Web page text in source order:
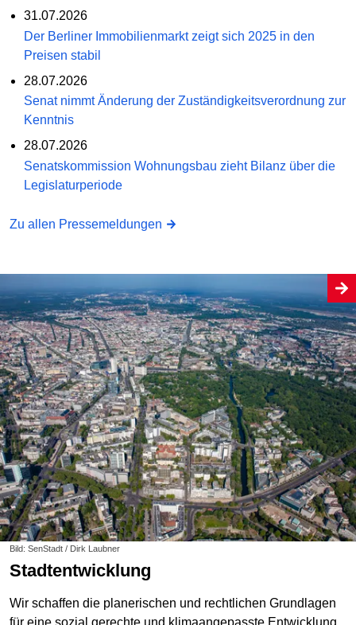
31.07.2026
Der Berliner Immobilienmarkt zeigt sich 2025 in den
Preisen stabil
28.07.2026
Senat nimmt Änderung der Zuständigkeitsverordnung zur
Kenntnis
28.07.2026
Senatskommission Wohnungsbau zieht Bilanz über die
Legislaturperiode
Zu allen Pressemeldungen
Bild: SenStadt / Dirk Laubner
Stadtentwicklung
Wir schaffen die planerischen und rechtlichen Grundlagen